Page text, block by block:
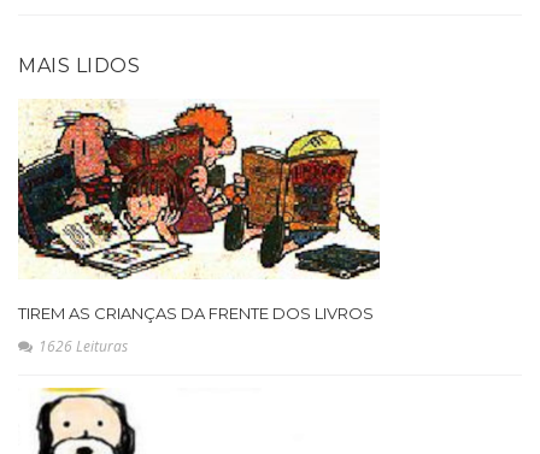
MAIS LIDOS
TIREM AS CRIANÇAS DA FRENTE DOS LIVROS
1626 Leituras